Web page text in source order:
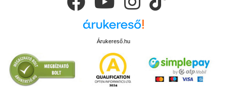
Árukereső.hu